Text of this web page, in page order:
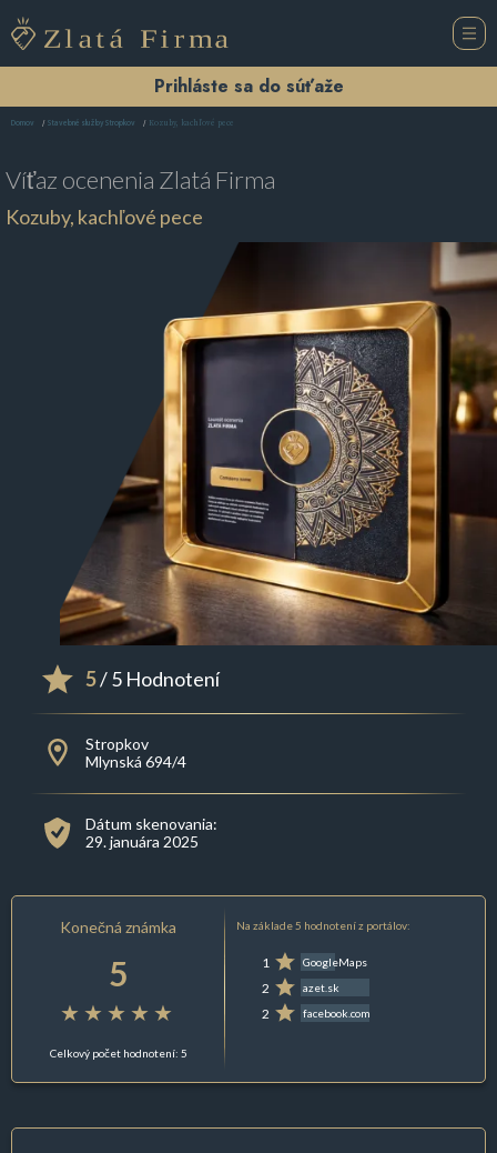
Prihláste sa do súťaže
Domov Stavebné služby Stropkov Kozuby, kachľové pece
Víťaz ocenenia Zlatá Firma
Kozuby, kachľové pece
5/ 5 Hodnotení
Stropkov
Mlynská 694/4
Dátum skenovania:
29. januára 2025
Konečná známka
5
Celkový počet hodnotení: 5
Na základe 5 hodnotení z portálov:
1 GoogleMaps
2 azet.sk
2 facebook.com